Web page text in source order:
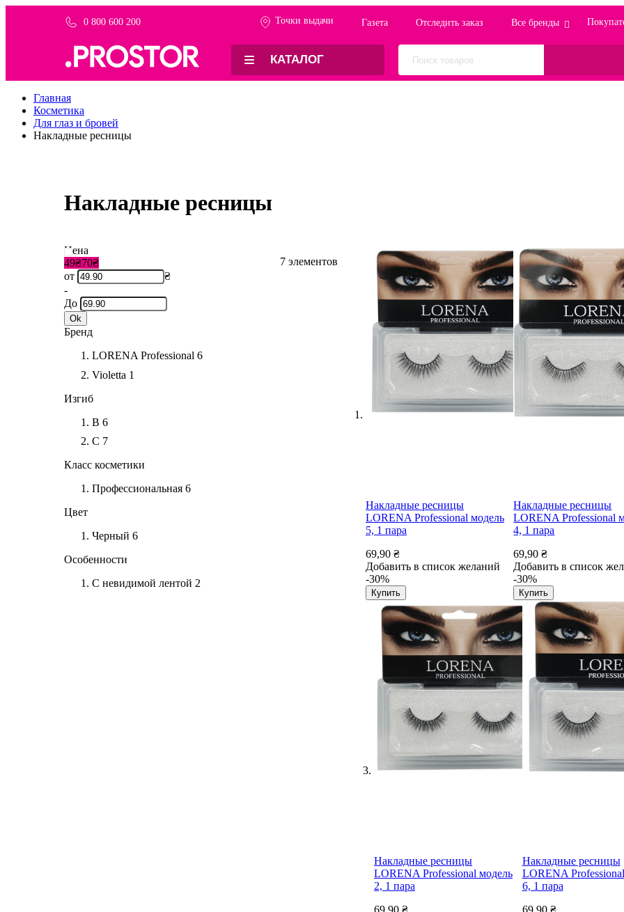
0 800 600 200 Точки выдачи Газета Отследить заказ Все бренды
КАТАЛОГ
Главная
Косметика
Для глаз и бровей
Накладные ресницы
Накладные ресницы
7 элементов
Накладные ресницы
LORENA Professional модель
5, 1 пара
69,90 ₴
Добавить в список желаний
-30%
Купить
Накладные ресницы
LORENA Professional
4, 1 пара
69,90 ₴
Добавить в список
-30%
Купить
Накладные ресницы
LORENA Professional модель
2, 1 пара
Накладные ресницы
LORENA
6, 1 пара
Цена
49₴70₴
от
₴
-
До
Ok
Бренд
LORENA Professional 6
Violetta 1
Изгиб
B 6
C 7
Класс косметики
Профессиональная 6
Цвет
Черный 6
Особенности
С невидимой лентой 2